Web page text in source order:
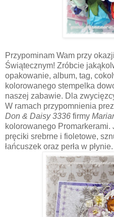
Przypominam Wam przy
Świątecznym! Zróbcie
opakowanie, album, tag,
kolorowanego stempelka
naszej zabawie. Dla
W ramach przypomnienia
Don & Daisy 3336 firmy
kolorowanego Promarkerami.
pręciki srebrne i fioletowe,
łańcuszek oraz perła w płynie.